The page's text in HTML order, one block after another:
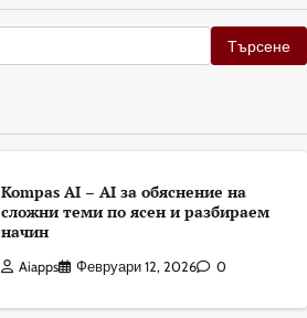
Kompas AI – AI за обяснение на
сложни теми по ясен и разбираем
начин
Aiapps Февруари 12, 2026 0